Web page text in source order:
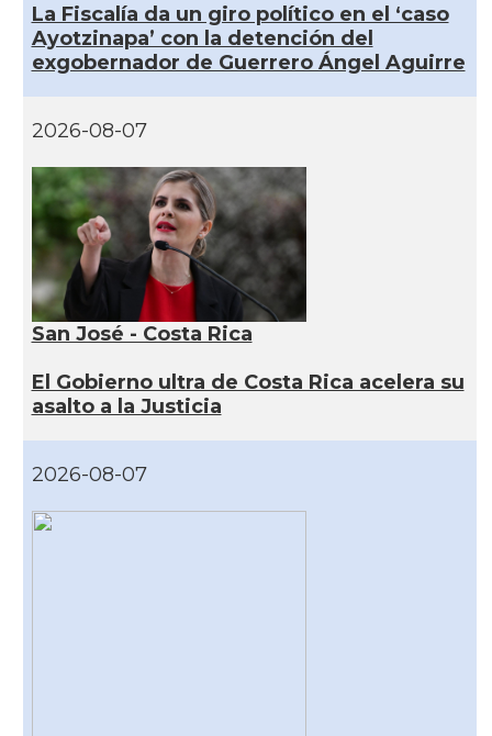
La Fiscalía da un giro político en el ‘caso
Ayotzinapa’ con la detención del
exgobernador de Guerrero Ángel Aguirre
2026-08-07
San José - Costa Rica
El Gobierno ultra de Costa Rica acelera su
asalto a la Justicia
2026-08-07